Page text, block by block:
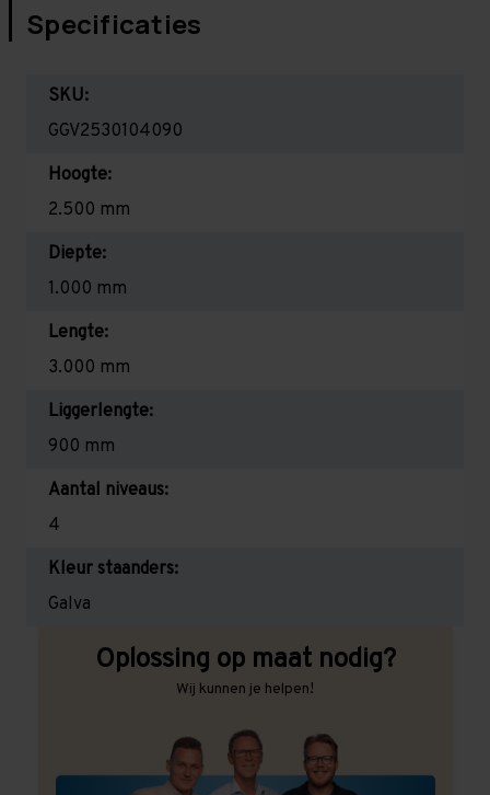
Specificaties
SKU:
GGV2530104090
Hoogte:
2.500 mm
Diepte:
1.000 mm
Lengte:
3.000 mm
Liggerlengte:
900 mm
Aantal niveaus:
4
Kleur staanders:
Galva
Oplossing op maat nodig?
Wij kunnen je helpen!